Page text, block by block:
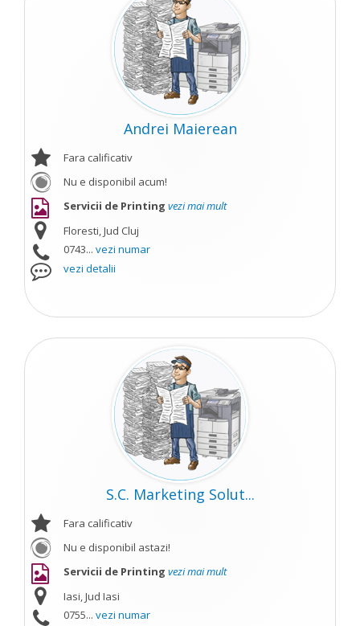
Andrei Maierean
Fara calificativ
Nu e disponibil acum!
Servicii de Printing vezi mai mult
Floresti, Jud Cluj
0743... vezi numar
vezi detalii
S.C. Marketing Solut...
Fara calificativ
Nu e disponibil astazi!
Servicii de Printing vezi mai mult
Iasi, Jud Iasi
0755... vezi numar